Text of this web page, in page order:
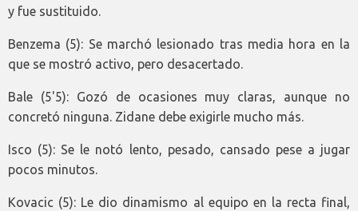
y fue sustituido.
Benzema (5): Se marchó lesionado tras media hora en la
que se mostró activo, pero desacertado.
Bale (5'5): Gozó de ocasiones muy claras, aunque no
concretó ninguna. Zidane debe exigirle mucho más.
Isco (5): Se le notó lento, pesado, cansado pese a jugar
pocos minutos.
Kovacic (5): Le dio dinamismo al equipo en la recta final,